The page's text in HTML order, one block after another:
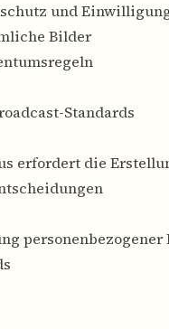
und
Bilder
Standards
erfordert die
personenbezogener